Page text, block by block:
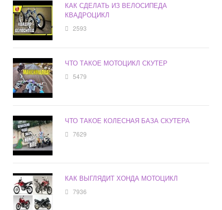
КАК СДЕЛАТЬ ИЗ ВЕЛОСИПЕДА
КВАДРОЦИКЛ
2593
ЧТО ТАКОЕ МОТОЦИКЛ СКУТЕР
5479
ЧТО ТАКОЕ КОЛЕСНАЯ БАЗА СКУТЕРА
7629
КАК ВЫГЛЯДИТ ХОНДА МОТОЦИКЛ
7936